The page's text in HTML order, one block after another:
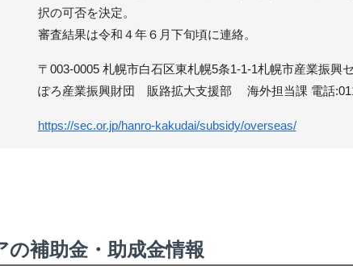
択の可否を決定。
審査結果は令和４年６月下旬頃に連絡。
〒003-0005 札幌市白石区東札幌5条1-1-1札幌市産業振
ぽろ産業振興財団 販路拡大支援部 海外担当課 電話
https://sec.or.jp/hanro-kakudai/subsidy/overseas/
の補助金・助成金情報